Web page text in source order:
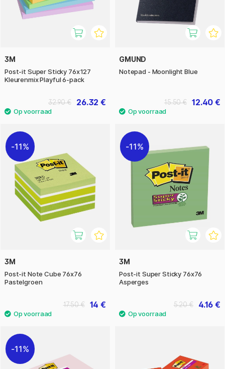
3M
Post-it Super Sticky 76x127
Kleurenmix Playful 6-pack
26.32 €
32.90 €
GMUND
Notepad - Moonlight Blue
12.40 €
15.50 €
11%
3M
Post-it Note Cube 76x76
Pastelgroen
14 €
17.50 €
11%
3M
Post-it Super Sticky 76x76
Asperges
4.16 €
5.20 €
11%